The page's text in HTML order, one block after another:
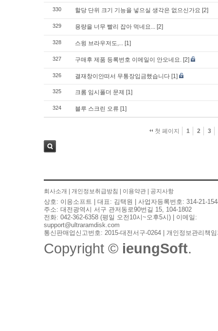
330 할당 단위 크기 기능을 넣으실 생각은 없으신가요 [2]
329 용량을 너무 빨리 잡아 먹네요... [2]
328 스윙 브라우저도,... [1]
327 구매후 제품 등록번호 이메일이 안오네요. [2]
326 결재창이안떠서 무통장입금했습니다 [1]
325 크롬 임시폴더 문제 [1]
324 블루 스크린 오류 [1]
첫 페이지 1 2 3
회사소개 개인정보취급방침 이용약관 공지사항
상호: 이응소프트 | 대표: 김택원 | 사업자등록번호: 314-21-
주소: 대전광역시 서구 관저동로90번길 15, 104-1802
전화: 042-362-6358 (평일 오전10시~오후5시) | 이메일:
support@ultraramdisk.com
통신판매업신고번호: 2015-대전서구-0264 | 개인정보관리책
Copyright © ieungSoft.